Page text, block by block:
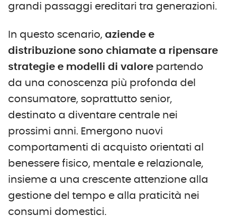
grandi passaggi ereditari tra generazioni.
In questo scenario, aziende e
distribuzione sono chiamate a ripensare
strategie e modelli di valore partendo
da una conoscenza più profonda del
consumatore, soprattutto senior,
destinato a diventare centrale nei
prossimi anni. Emergono nuovi
comportamenti di acquisto orientati al
benessere fisico, mentale e relazionale,
insieme a una crescente attenzione alla
gestione del tempo e alla praticità nei
consumi domestici.